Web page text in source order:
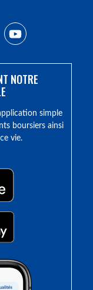
NOTRE
simple
boursiers ainsi
vie.